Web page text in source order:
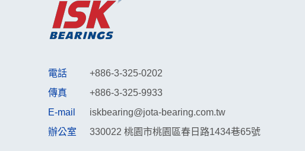
電話
+886-3-325-0202
傳真
+886-3-325-9933
E-mail
iskbearing@jota-bearing.com.tw
辦公室
330022 桃園市桃園區春日路1434巷65號